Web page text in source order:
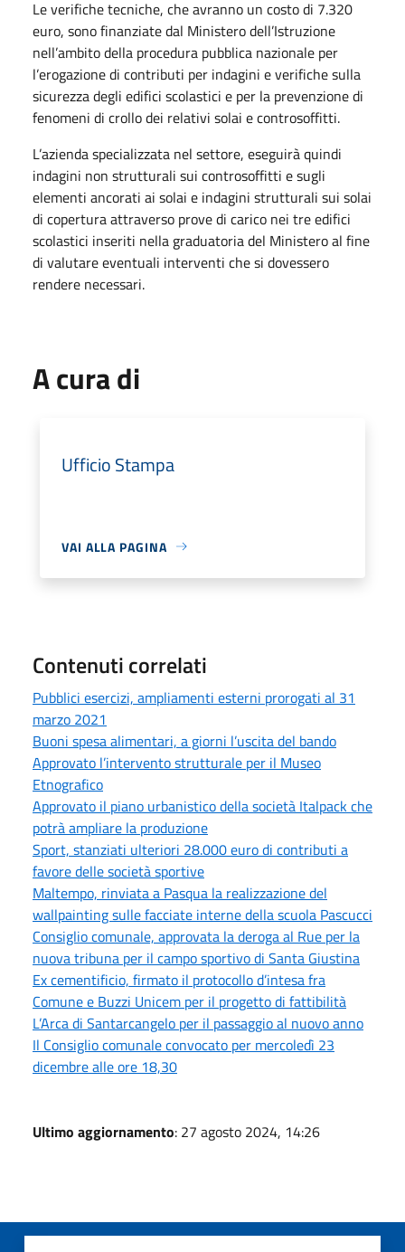
Le verifiche tecniche, che avranno un costo di 7.320
euro, sono finanziate dal Ministero dell’Istruzione
nell’ambito della procedura pubblica nazionale per
l’erogazione di contributi per indagini e verifiche sulla
sicurezza degli edifici scolastici e per la prevenzione di
fenomeni di crollo dei relativi solai e controsoffitti.
L’azienda specializzata nel settore, eseguirà quindi
indagini non strutturali sui controsoffitti e sugli
elementi ancorati ai solai e indagini strutturali sui solai
di copertura attraverso prove di carico nei tre edifici
scolastici inseriti nella graduatoria del Ministero al fine
di valutare eventuali interventi che si dovessero
rendere necessari.
A cura di
Ufficio Stampa
VAI ALLA PAGINA
Contenuti correlati
Pubblici esercizi, ampliamenti esterni prorogati al 31
marzo 2021
Buoni spesa alimentari, a giorni l’uscita del bando
Approvato l’intervento strutturale per il Museo
Etnografico
Approvato il piano urbanistico della società Italpack che
potrà ampliare la produzione
Sport, stanziati ulteriori 28.000 euro di contributi a
favore delle società sportive
Maltempo, rinviata a Pasqua la realizzazione del
wallpainting sulle facciate interne della scuola Pascucci
Consiglio comunale, approvata la deroga al Rue per la
nuova tribuna per il campo sportivo di Santa Giustina
Ex cementificio, firmato il protocollo d’intesa fra
Comune e Buzzi Unicem per il progetto di fattibilità
L’Arca di Santarcangelo per il passaggio al nuovo anno
Il Consiglio comunale convocato per mercoledì 23
dicembre alle ore 18,30
Ultimo aggiornamento: 27 agosto 2024, 14:26